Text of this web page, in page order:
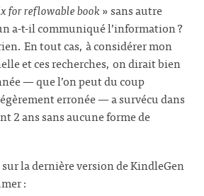
for reflowable book» sans autre
a-t-il communiqué l’information ?
En tout cas, à considérer mon
et ces recherches, on dirait bien
— que l’on peut du coup
erronée — a survécu dans
2 ans sans aucune forme de
sur la dernière version de KindleGen
: